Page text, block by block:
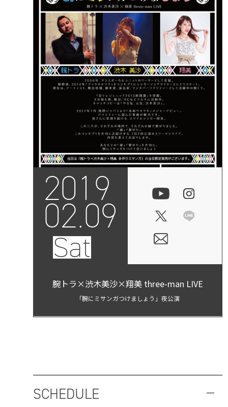
2019
02.09
Sat
腕トラ×渋木美沙×翔美 three-man LIVE
「腕にミサンガつけましょう」夜公演
SCHEDULE